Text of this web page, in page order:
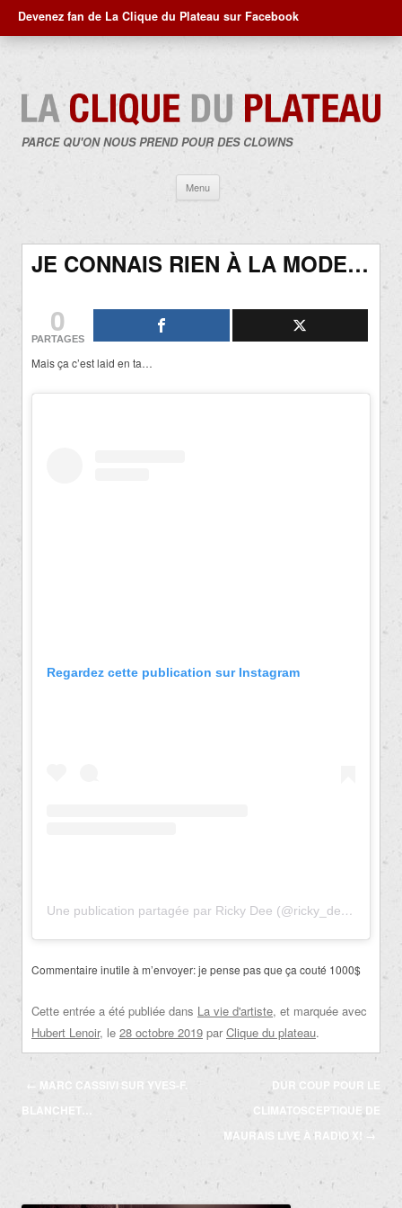
Devenez fan de La Clique du Plateau sur Facebook
PARCE QU'ON NOUS PREND POUR DES CLOWNS
Menu
contenu
JE CONNAIS RIEN À LA MODE…
0
PARTAGES
Mais ça c’est laid en ta…
Regardez cette publication sur Instagram
Une publication partagée par Ricky Dee (@ricky_dee_radio)
Commentaire inutile à m’envoyer: je pense pas que ça couté 1000$
Cette entrée a été publiée dans La vie d'artiste, et marquée avec
Hubert Lenoir, le 28 octobre 2019 par Clique du plateau.
Navigation
des
articles
← MARC CASSIVI SUR YVES-F.
BLANCHET…
DUR COUP POUR LE
CLIMATOSCEPTIQUE DE
MAURAIS LIVE À RADIO X! →